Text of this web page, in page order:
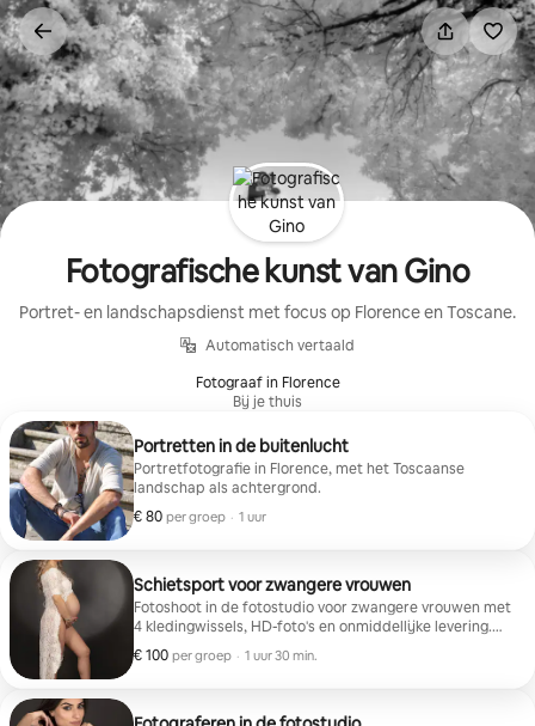
Ga
direct
naar
inhoud
Fotografische kunst van Gino
Portret- en landschapsdienst met focus op Florence en Toscane.
Automatisch vertaald
Fotograaf in Florence
Bij je thuis
Portretten in de buitenlucht
Portretfotografie in Florence, met het Toscaanse
landschap als achtergrond.
€ 80 per groep
€ 80 per groep
, · 1 uur
Schietsport voor zwangere vrouwen
Fotoshoot in de fotostudio voor zwangere vrouwen met
4 kledingwissels, HD-foto's en onmiddellijke levering.
Mogelijke aanwezigheid van de echtgenoot, partner of
kinderen.
€ 100 per groep
€ 100 per groep
, · 1 uur 30 min.